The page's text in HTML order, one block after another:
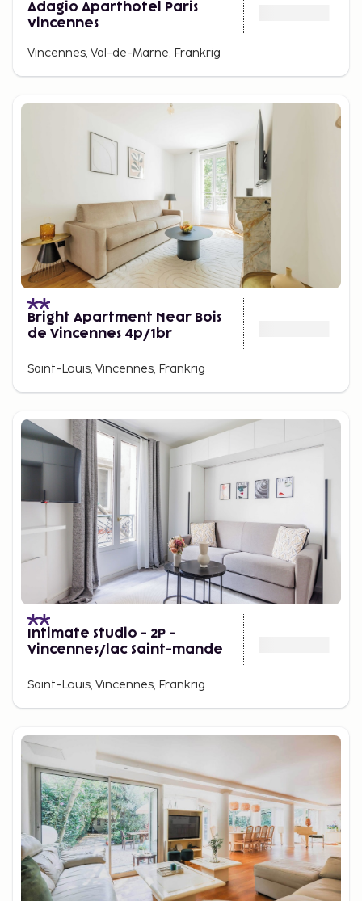
Adagio Aparthotel Paris
Vincennes
Vincennes, Val-de-Marne, Frankrig
Bright Apartment Near Bois
de Vincennes 4p/1br
Saint-Louis, Vincennes, Frankrig
Intimate Studio - 2P -
Vincennes/lac Saint-mande
Saint-Louis, Vincennes, Frankrig